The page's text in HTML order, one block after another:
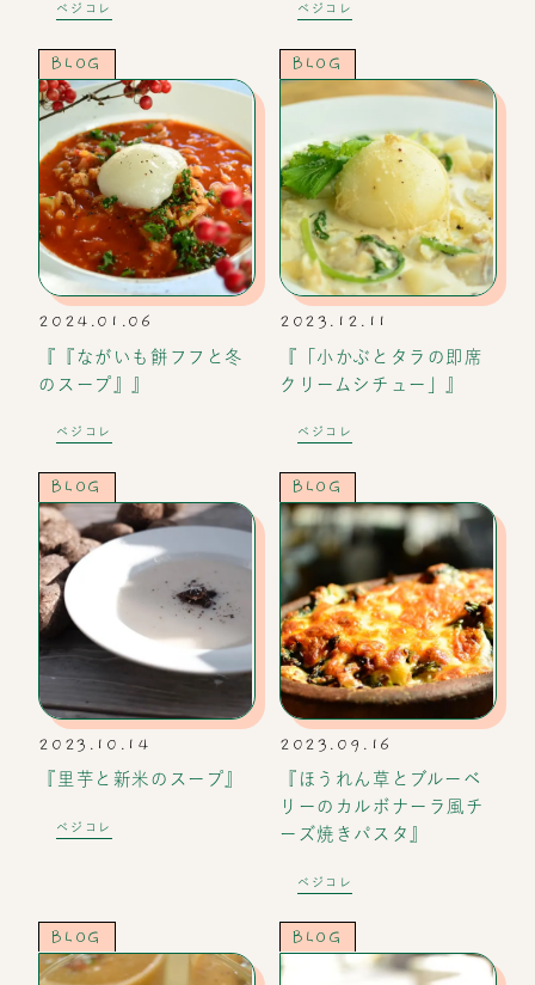
ベジコレ ベジコレ
BLOG
2024.01.06
『『ながいも餅フフと冬
のスープ』』
ベジコレ
BLOG
2023.12.11
『「小かぶとタラの即席
クリームシチュー」』
ベジコレ
BLOG
2023.10.14
『里芋と新米のスープ』
ベジコレ
BLOG
2023.09.16
『ほうれん草とブルーベ
リーのカルボナーラ風チ
ーズ焼きパスタ』
ベジコレ
BLOG BLOG